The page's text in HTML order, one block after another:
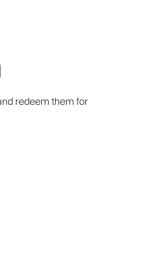
redeem them for